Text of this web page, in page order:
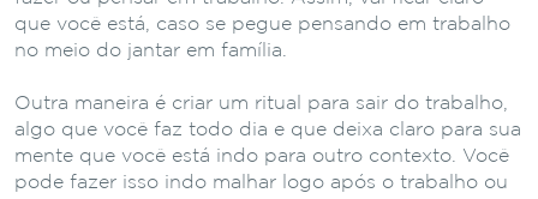
que você está, caso se pegue pensando em trabalho
no meio do jantar em família.
Outra maneira é criar um ritual para sair do trabalho,
algo que você faz todo dia e que deixa claro para sua
mente que você está indo para outro contexto. Você
pode fazer isso indo malhar logo após o trabalho ou